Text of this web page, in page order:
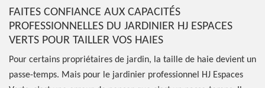
FAITES CONFIANCE AUX CAPACITÉS
PROFESSIONNELLES DU JARDINIER HJ ESPACES
VERTS POUR TAILLER VOS HAIES
Pour certains propriétaires de jardin, la taille de haie devient un
passe-temps. Mais pour le jardinier professionnel HJ Espaces